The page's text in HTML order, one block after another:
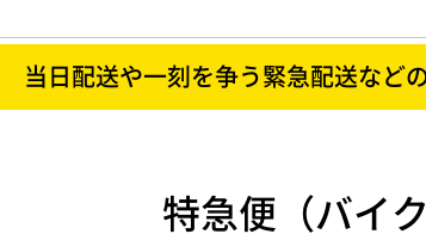
当日配送や一刻を争う緊急配送など
特急便（バイク